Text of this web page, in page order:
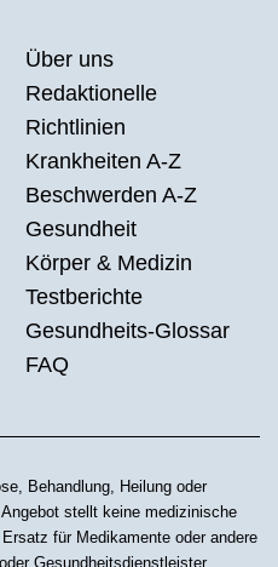
Über uns
Redaktionelle
Richtlinien
Krankheiten A-Z
Beschwerden A-Z
Gesundheit
Körper & Medizin
Testberichte
Gesundheits-Glossar
FAQ
Behandlung, Heilung oder
stellt keine medizinische
für Medikamente oder andere
Gesundheitsdienstleister